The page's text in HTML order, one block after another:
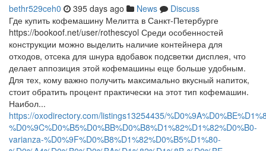
bethr529ceh0 395 days ago News
Discuss
Где купить кофемашину Мелитта в Санкт-Петербурге
https://bookoof.net/user/rothescyol Среди особенностей
конструкции можно выделить наличие контейнера для
отходов, отсека для шнура вдобавок подсветки дисплея, что
делает аппозиция этой кофемашины еще больше удобным.
Для тех, кому важно получить максимально вкусный напиток,
стоит обратить процент практически на этот тип кофемашин.
Наибол...
https://oxodirectory.com/listings13254435/
%D0%9C%D0%B5%D0%BB%D0%B8%D1%82%D1%82%D0%B0-
varianza-%D0%9F%D0%B8%D1%82%D0%B5%D1%80-